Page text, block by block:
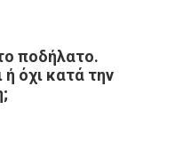
ποδήλατο.
ή όχι κατά την